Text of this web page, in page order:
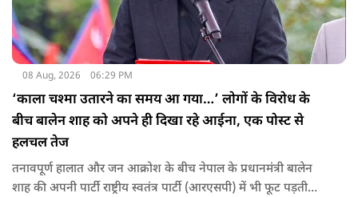
08 Aug, 2026 06:29 PM
‘काला चश्मा उतारने का समय आ गया…’ लोगों के विरोध के
बीच बालेन शाह को अपने ही दिखा रहे आईना, एक पोस्ट से
हलचल तेज
तनावपूर्ण हालात और जन आक्रोश के बीच नेपाल के प्रधानमंत्री बालेन
शाह की अपनी पार्टी राष्ट्रीय स्वतंत्र पार्टी (आरएसपी) में भी फूट पड़ती